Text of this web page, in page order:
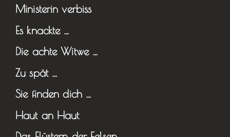
Ministerin verbiss
Es knackte …
Die achte Witwe …
Zu spät …
Sie finden dich …
Haut an Haut